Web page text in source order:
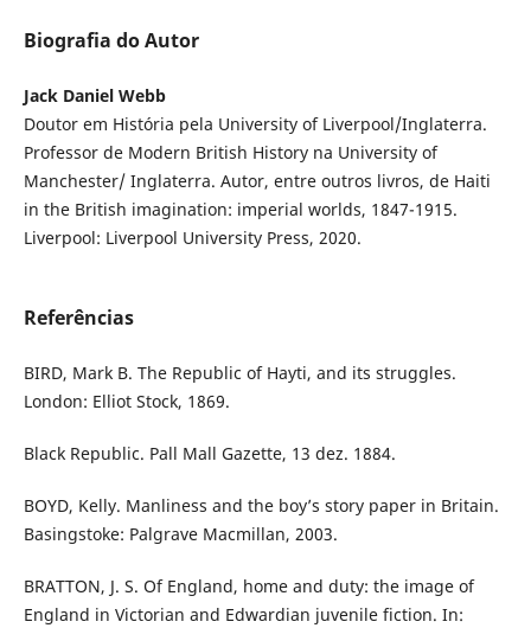
Biografia do Autor
Jack Daniel Webb
Doutor em História pela University of Liverpool/Inglaterra.
Professor de Modern British History na University of
Manchester/ Inglaterra. Autor, entre outros livros, de Haiti
in the British imagination: imperial worlds, 1847-1915.
Liverpool: Liverpool University Press, 2020.
Referências
BIRD, Mark B. The Republic of Hayti, and its struggles.
London: Elliot Stock, 1869.
Black Republic. Pall Mall Gazette, 13 dez. 1884.
BOYD, Kelly. Manliness and the boy’s story paper in Britain.
Basingstoke: Palgrave Macmillan, 2003.
BRATTON, J. S. Of England, home and duty: the image of
England in Victorian and Edwardian juvenile fiction. In: